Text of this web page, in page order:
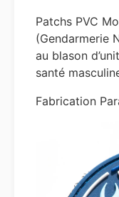
Patchs PVC
(Gendarmerie
au blason
santé
Fabrication